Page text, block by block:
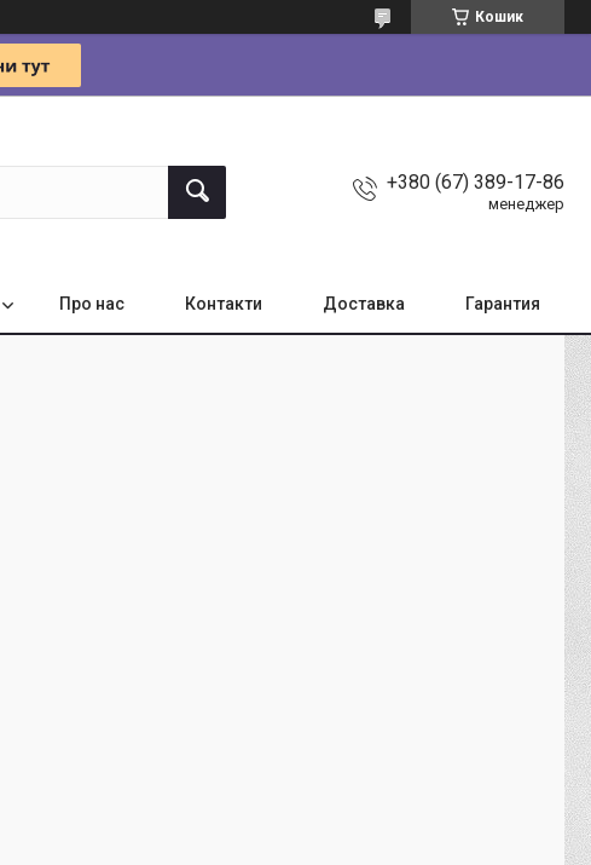
Кошик
+380 (67) 389-17-86
менеджер
Про нас Контакти Доставка Гарантия